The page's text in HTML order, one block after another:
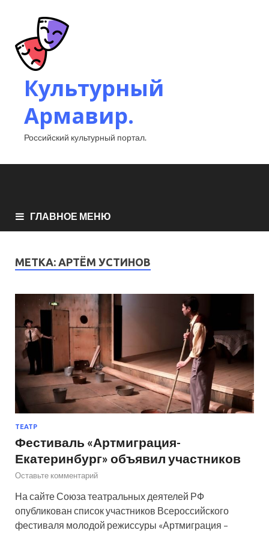
Культурный
Армавир.
Российский культурный портал.
ГЛАВНОЕ МЕНЮ
МЕТКА: АРТЁМ УСТИНОВ
ТЕАТР
Фестиваль «Артмиграция-
Екатеринбург» объявил участников
Оставьте комментарий
На сайте Союза театральных деятелей РФ
опубликован список участников Всероссийского
фестиваля молодой режиссуры «Артмиграция –